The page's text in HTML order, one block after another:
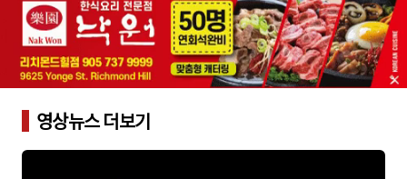
영상뉴스 더보기